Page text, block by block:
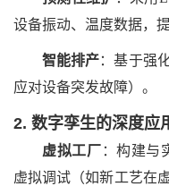
设备振动、温度数据，
智能排产：基于强
应对设备突发故障）。
2. 数字孪生的深度应
虚拟工厂 ：构建与
虚拟调试（如新工艺在